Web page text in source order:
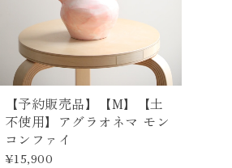
【予約販売品】【M】【土
不使用】アグラオネマ モン
コンファイ
¥15,900